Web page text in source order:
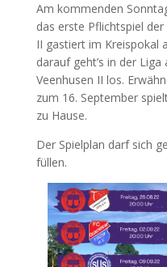
Am kommenden
das erste Pflichtspiel
II gastiert im Kreispokal
darauf geht’s in der
Veenhusen II los.
zum 16. September
zu Hause.
Der Spielplan darf sich
füllen.